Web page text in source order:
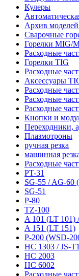
Кулеры
Архив
Сварочные
Горелки MIG/
Расходные
Горелки TIG
Расходные
Аксессуары
Расходные
Расходные
Расходные
Кнопки и
Переходники,
Плазмотроны
ручная резка
машинная
Расходные
PT-31
SG-55 / AG-60
SG-51
P-80
TZ-100
A 101 (LT 101)
A 151 (LT 151)
P-200 (WSD-
HC 1303 / JS-
HC 2003
HC 6002
Расходные